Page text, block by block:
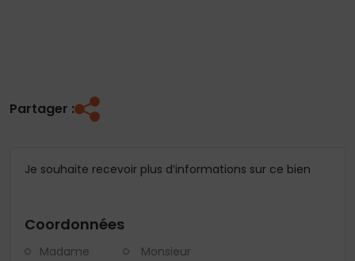
Partager :
Je souhaite recevoir plus d’informations sur ce bien
Coordonnées
Madame
Monsieur